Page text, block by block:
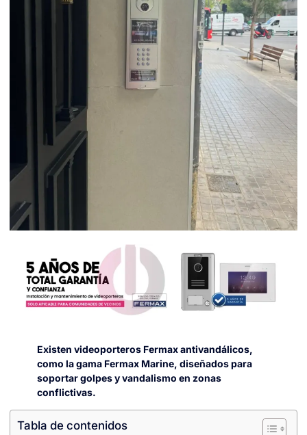
Existen videoporteros Fermax antivandálicos,
como la gama Fermax Marine, diseñados para
soportar golpes y vandalismo en zonas
conflictivas.
Tabla de contenidos